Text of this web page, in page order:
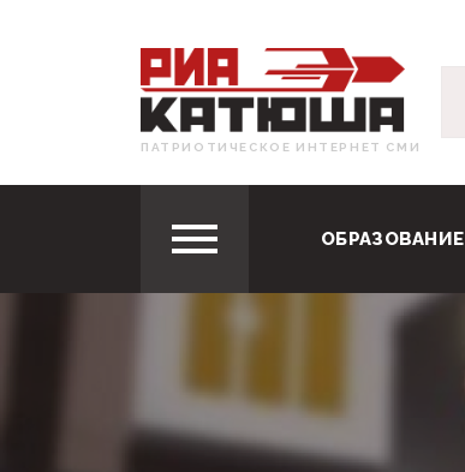
ПАТРИОТИЧЕСКОЕ ИНТЕРНЕТ СМИ
ОБРАЗОВАНИЕ